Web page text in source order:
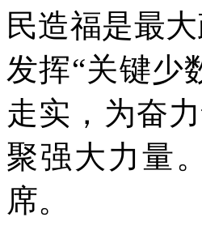
民造福是最
发挥“关键少
走实，为奋
聚强大力量
席。